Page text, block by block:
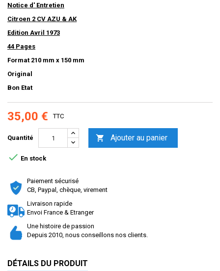
Notice d' Entretien
Citroen 2 CV AZU & AK
Edition Avril 1973
44 Pages
Format 210 mm x 150 mm
Original
Bon Etat
35,00 € TTC
Quantité  Ajouter au panier
 En stock
Paiement sécurisé
CB, Paypal, chèque, virement
Livraison rapide
Envoi France & Etranger
Une histoire de passion
Depuis 2010, nous conseillons nos clients.
DÉTAILS DU PRODUIT